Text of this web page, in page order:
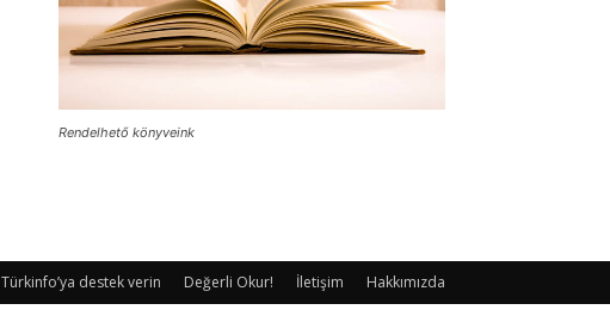
Rendelhető könyveink
Türkinfo’ya destek verin Değerli Okur! İletişim Hakkımızda